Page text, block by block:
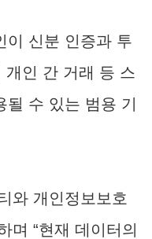
이 신분 인증과 투
개인 간 거래 등 스
수 있는 범용 기
와 개인정보보호
며 “현재 데이터의